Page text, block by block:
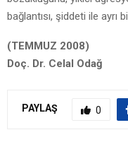
bağlantısı, şiddeti ile ayrı
(TEMMUZ 2008)
Doç. Dr. Celal Odağ
PAYLAŞ 0